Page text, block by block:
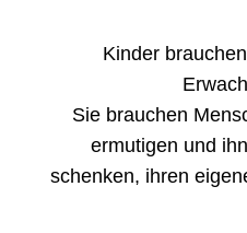
Kinder
Sie brauchen
ermutigen und
schenken, ihren